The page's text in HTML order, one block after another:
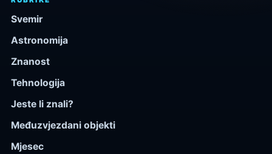
Svemir
Astronomija
Znanost
Tehnologija
Jeste li znali?
Međuzvjezdani objekti
Mjesec